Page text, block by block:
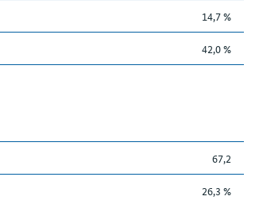
14,7 %
42,0 %
67,2
26,3 %